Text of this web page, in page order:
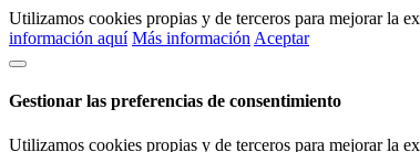
Utilizamos cookies propias y de terceros para mejorar la
información aquí Más información Aceptar
Gestionar las preferencias de consentimiento
Utilizamos cookies propias y de terceros para mejorar la